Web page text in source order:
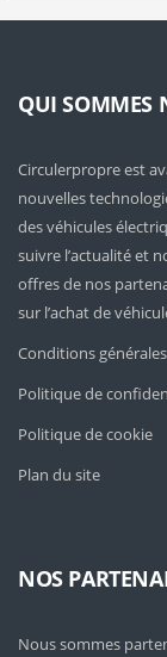
QUI SOMMES
Circulerpropre est
nouvelles
des véhicules
suivre l’actualité et
offres de nos
sur l’achat de
Conditions générales
Politique de
Politique de cookie
Plan du site
NOS
Nous sommes